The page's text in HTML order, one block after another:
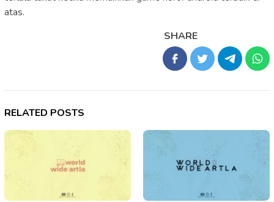
atas.
SHARE
RELATED POSTS